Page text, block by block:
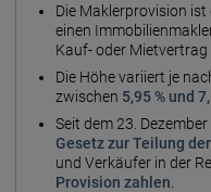
Die Maklerprovision
einen
Kauf- oder
Die Höhe variiert je
zwischen 5,95 % und
Seit dem 23.
Gesetz zur Teilung
und Verkäufer in der
Provision zahlen